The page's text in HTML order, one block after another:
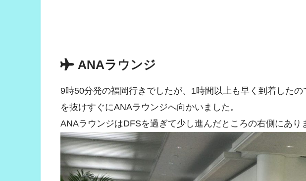
ANAラウンジ
9時50分発の福岡行きでしたが、1時間以上も早く到着した
を抜けすぐにANAラウンジへ向かいました。
ANAラウンジはDFSを過ぎて少し進んだところの右側にあり